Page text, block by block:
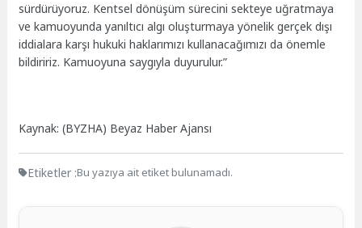
sürdürüyoruz. Kentsel dönüşüm sürecini sekteye uğratmaya
ve kamuoyunda yanıltıcı algı oluşturmaya yönelik gerçek dışı
iddialara karşı hukuki haklarımızı kullanacağımızı da önemle
bildiririz. Kamuoyuna saygıyla duyurulur.”
Kaynak: (BYZHA) Beyaz Haber Ajansı
Etiketler :Bu yazıya ait etiket bulunamadı.